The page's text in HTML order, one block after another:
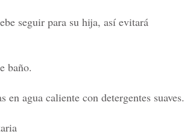
seguir para su hija, así evitará
baño.
en agua caliente con detergentes suaves.